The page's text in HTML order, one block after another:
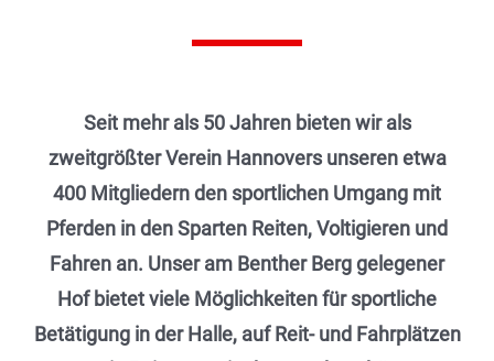
Seit mehr als 50 Jahren bieten wir als
zweitgrößter Verein Hannovers unseren etwa
400 Mitgliedern den sportlichen Umgang mit
Pferden in den Sparten Reiten, Voltigieren und
Fahren an. Unser am Benther Berg gelegener
Hof bietet viele Möglichkeiten für sportliche
Betätigung in der Halle, auf Reit- und Fahrplätzen